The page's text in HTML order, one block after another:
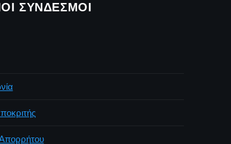
ΣΎΝΔΕΣΜΟΙ
Απορρήτου